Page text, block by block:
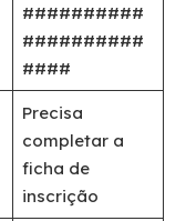
##########
##########
####
Precisa
completar a
ficha de
inscrição